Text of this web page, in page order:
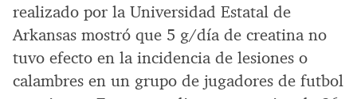
realizado por la Universidad Estatal de
Arkansas mostró que 5 g/día de creatina no
tuvo efecto en la incidencia de lesiones o
calambres en un grupo de jugadores de futbol